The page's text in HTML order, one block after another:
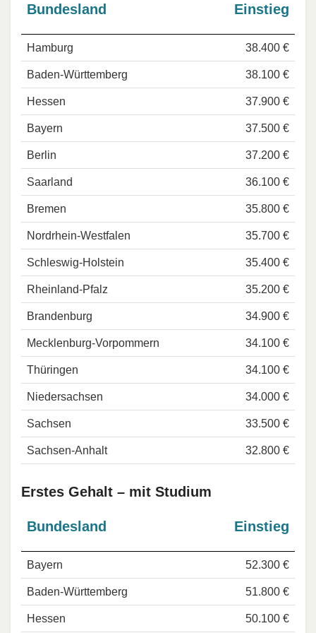
Bundesland Einstieg
Hamburg 38.400 €
Baden-Württemberg 38.100 €
Hessen 37.900 €
Bayern 37.500 €
Berlin 37.200 €
Saarland 36.100 €
Bremen 35.800 €
Nordrhein-Westfalen 35.700 €
Schleswig-Holstein 35.400 €
Rheinland-Pfalz 35.200 €
Brandenburg 34.900 €
Mecklenburg-Vorpommern 34.100 €
Thüringen 34.100 €
Niedersachsen 34.000 €
Sachsen 33.500 €
Sachsen-Anhalt 32.800 €
Erstes Gehalt – mit Studium
Bundesland Einstieg
Bayern 52.300 €
Baden-Württemberg 51.800 €
Hessen 50.100 €